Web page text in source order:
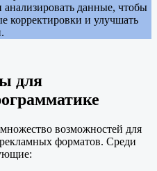
анализировать данные, чтобы
корректировки и улучшать
для
возможностей для
форматов. Среди